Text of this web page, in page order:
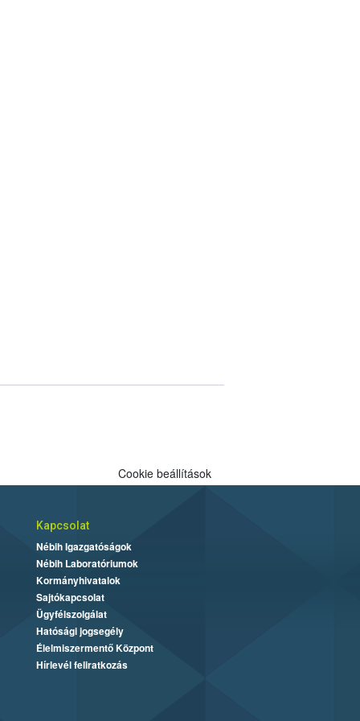
Cookie beállítások
Kapcsolat
Nébih Igazgatóságok
Nébih Laboratóriumok
Kormányhivatalok
Sajtókapcsolat
Ügyfélszolgálat
Hatósági jogsegély
Élelmiszermentő Központ
Hírlevél feliratkozás